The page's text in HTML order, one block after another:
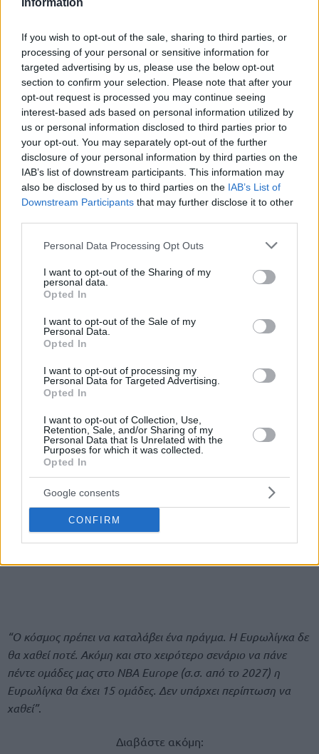
Information
If you wish to opt-out of the sale, sharing to third parties, or
processing of your personal or sensitive information for
targeted advertising by us, please use the below opt-out
section to confirm your selection. Please note that after your
opt-out request is processed you may continue seeing
interest-based ads based on personal information utilized by
us or personal information disclosed to third parties prior to
your opt-out. You may separately opt-out of the further
disclosure of your personal information by third parties on the
IAB’s list of downstream participants. This information may
also be disclosed by us to third parties on the IAB’s List of
Downstream Participants that may further disclose it to other
Please note that this website/app uses one or more Google
not limited to your visit or usage behaviour. You may click to
grant or deny consent to Google and its third-party tags to
use your data for below specified purposes in below Google
consent section.
Personal Data Processing Opt Outs
I want to opt-out of the Sharing of my
personal data.
Opted In
I want to opt-out of the Sale of my
Personal Data.
Opted In
I want to opt-out of processing my
Personal Data for Targeted Advertising.
Opted In
I want to opt-out of Collection, Use,
Retention, Sale, and/or Sharing of my
Personal Data that Is Unrelated with the
Purposes for which it was collected.
Opted In
Google consents
CONFIRM
57χρονος Καταλανός.
Πόσο τον ανησυχεί πια ο ανταγωνισμός;
“Είναι ΟΚ να υπάρχει ανταγωνισμός. Έχουμε το BCL
.
“Ο κόσμος πρέπει να καταλάβει ένα πράγμα. Η Ευρωλίγκα δε
θα χαθεί ποτέ. Ακόμη και στο χειρότερο σενάριο να πάνε
πέντε ομάδες μας στο NBA Europe (σ.σ. από το 2027) η
Ευρωλίγκα θα έχει 15 ομάδες. Δεν υπάρχει περίπτωση να
χαθεί”.
Διαβάστε ακόμη: